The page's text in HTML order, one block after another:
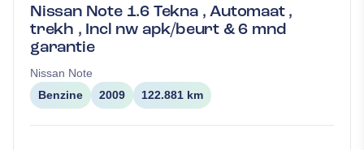
Nissan Note 1.6 Tekna , Automaat ,
trekh , Incl nw apk/beurt & 6 mnd
garantie
Nissan Note
Benzine
2009 122.881 km